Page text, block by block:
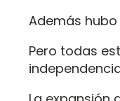
Además
Pero todas